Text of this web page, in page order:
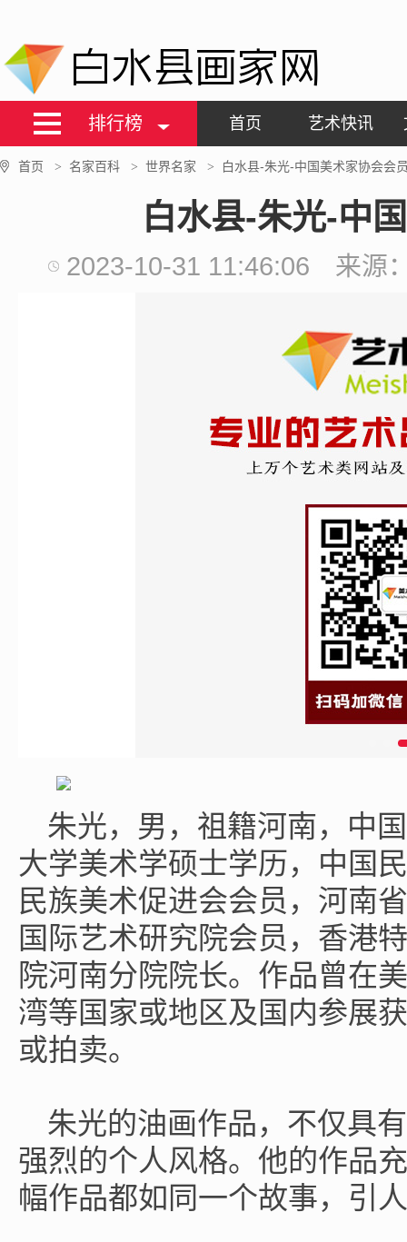
白水县画家网
排行榜 首页 艺术快讯
首页 > 名家百科 > 世界名家 > 白水县-朱光-中国美术家协会会
白水县-朱光-中
2023-10-31 11:46:06 来源
朱光，男，祖籍河南，中
大学美术学硕士学历，中国
民族美术促进会会员，河南
国际艺术研究院会员，香港
院河南分院院长。作品曾在
湾等国家或地区及国内参展
或拍卖。
朱光的油画作品，不仅具
强烈的个人风格。他的作品
幅作品都如同一个故事，引